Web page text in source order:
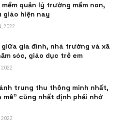
mềm quản lý trường mầm non,
giáo hiện nay
2022
giữa gia đình, nhà trường và xã
sóc, giáo dục trẻ em
2022
trung thu thông minh nhất,
mê” cũng nhất định phải nhớ
2022